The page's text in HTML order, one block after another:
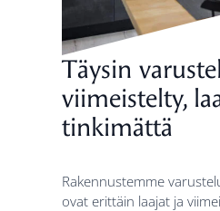
Täysin
viimeistelty,
tinkimättä
Rakennustemme
ovat erittäin laajat ja